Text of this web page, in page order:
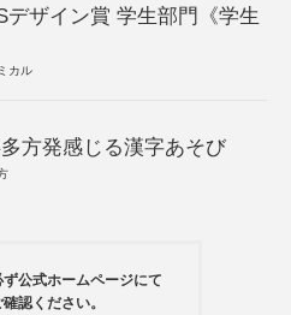
デザイン賞 学生部門《学生
カル
方発感じる漢字あそび
公式ホームページにて
認ください。